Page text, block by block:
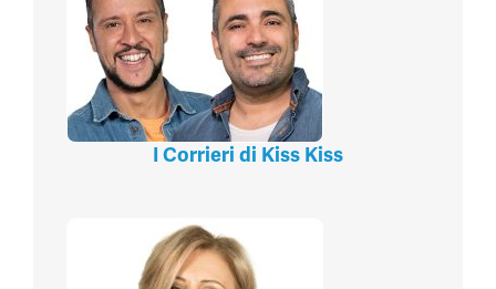
I Corrieri di Kiss Kiss